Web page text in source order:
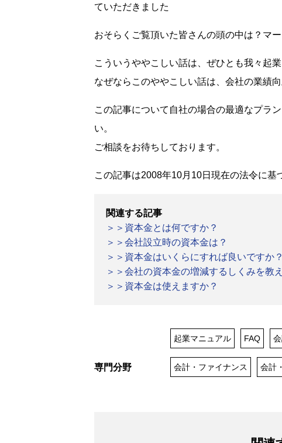
ていただきました
おそらくご覧頂いた皆さんの頭の中は？マ
こういうややこしい話は、ぜひとも我々起
なぜならこのややこしい話は、会社の業績
この記事について自社の場合の最適なプラ
い。
ご相談をお待ちしております。
この記事は2008年10月10日現在の法令に基
関連する記事
＞＞資本金とは何ですか？
＞＞会社設立時の資本金は？
＞＞資本金はいくらにすれば良いですか？
＞＞会社の資本金の増減するしくみを教
＞＞資本金は使えますか？
起業マニュアル FAQ
専門分野 会計・ファイナンス 会計